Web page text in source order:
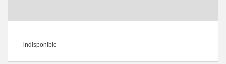
indisponible